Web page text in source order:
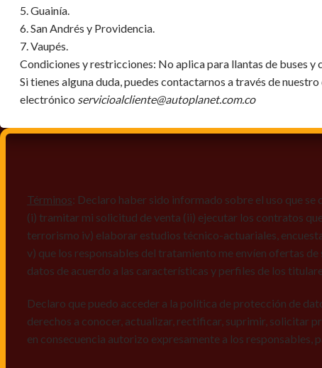
5. Guainía.
6. San Andrés y Providencia.
7. Vaupés.
Condiciones y restricciones: No aplica para llantas de buses y
Si tienes alguna duda, puedes contactarnos a través de
electrónico servicioalcliente@autoplanet.com.co
Términos: Declaro haber sido informado sobre el uso que
(i) tramitar mi solicitud de venta (ii) ejecutar los contratos
terrorismo iv) elaborar estudios técnico-actuariales,
v) que los responsables del tratamiento me envíen ofertas
datos de acuerdo a las características y perfiles de los
Declaro que puedo acceder a la política de protección de
derechos a conocer, actualizar, rectificar, suprimir, solicitar
en consecuencia autorizo expresamente a los